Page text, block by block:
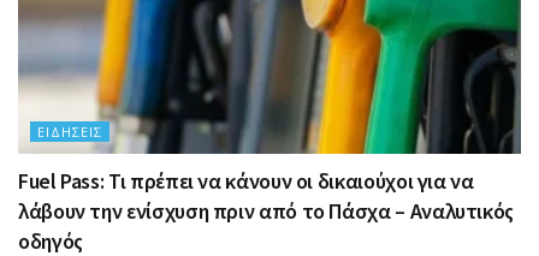
ΕΙΔΉΣΕΙΣ
Fuel Pass: Τι πρέπει να κάνουν οι δικαιούχοι για να
λάβουν την ενίσχυση πριν από το Πάσχα – Αναλυτικός
οδηγός